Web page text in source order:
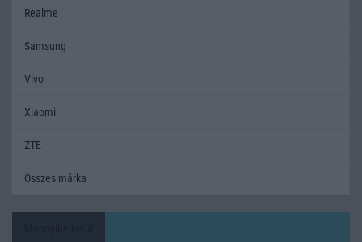
Realme
Samsung
Vivo
Xiaomi
ZTE
Összes márka